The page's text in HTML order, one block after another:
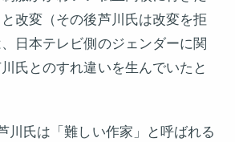
改変（その後芦川氏は改変を拒
日本テレビ側のジェンダーに関
氏とのすれ違いを生んでいたと
川氏は「難しい作家」と呼ばれる